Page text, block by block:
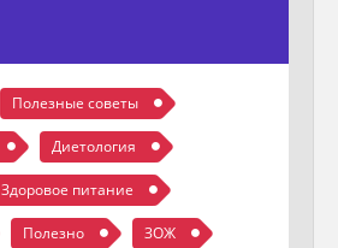
Полезные советы
Диетология
Здоровое питание
Полезно ЗОЖ